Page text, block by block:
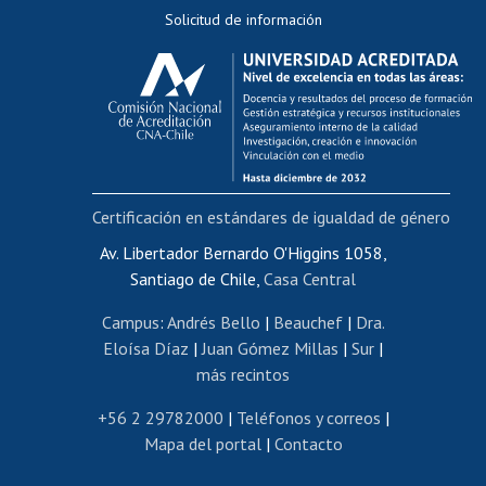
Evaluación docente
Calificación académica
Postulación al AUCAI
Funcionarias/os
Cursos internos de capacitación
Bienestar del personal
Portal de movilidad interna
Certificado de renta
Certificado de renta honorarios
Editar páginas blancas
Extranjeras/os
Revalidación y reconocimiento de títulos
Postulación al Programa de Movilidad Estudiantil
Solicitud de información
Av. Libertador Bernardo O'Higgins 1058,
Santiago de Chile, Casa Central
Campus: Andrés Bello | Beauchef| Dra.
Eloísa Díaz | Juan Gómez Millas | Sur |
más recintos
+56 2 29782000 | Teléfonos y correos |
Mapa del portal| Contacto
Certificación en estándares de igualdad de género